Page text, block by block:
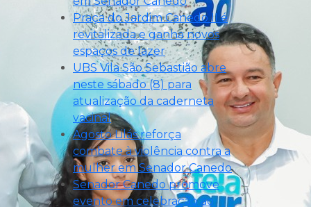
Praça do Jardim Canedo II é
revitalizada e ganha novos
espaços de lazer
UBS Vila São Sebastião abre
neste sábado (8) para
atualização da caderneta
vacinal
Agosto Lilás reforça
combate à violência contra a
mulher em Senador Canedo
Senador Canedo promove
evento em celebração ao